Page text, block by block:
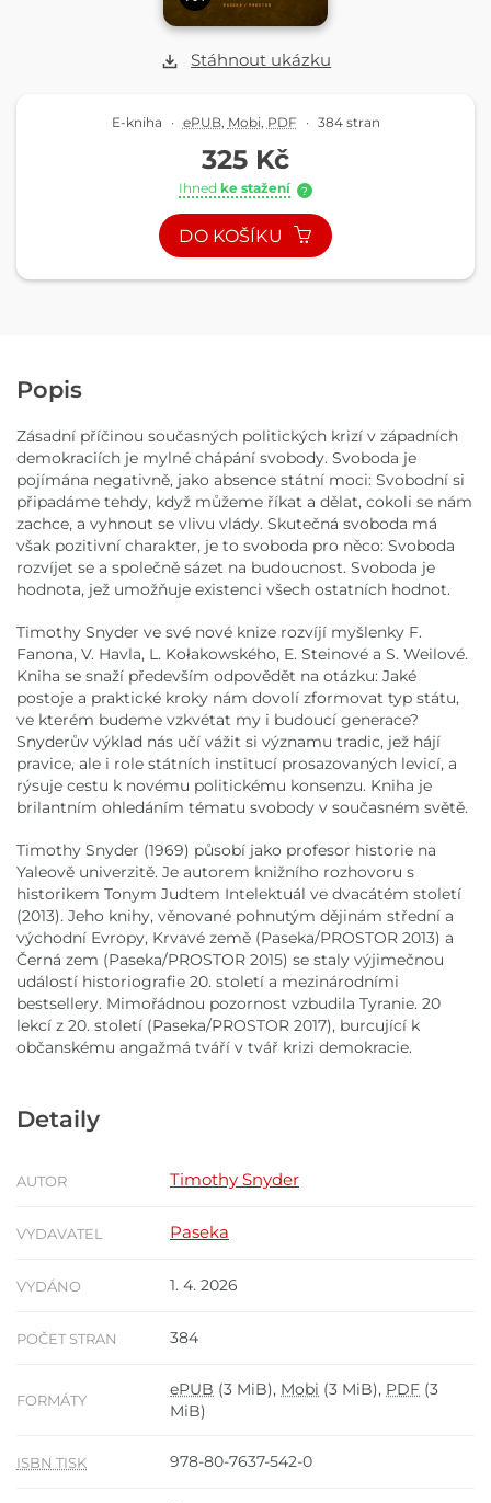
Stáhnout ukázku
E-kniha · ePUB, Mobi, PDF · 384 stran
325 Kč
Ihned ke stažení ?
DO KOŠÍKU
Popis
Zásadní příčinou současných politických krizí v západních
demokraciích je mylné chápání svobody. Svoboda je
pojímána negativně, jako absence státní moci: Svobodní si
připadáme tehdy, když můžeme říkat a dělat, cokoli se nám
zachce, a vyhnout se vlivu vlády. Skutečná svoboda má
však pozitivní charakter, je to svoboda pro něco: Svoboda
rozvíjet se a společně sázet na budoucnost. Svoboda je
hodnota, jež umožňuje existenci všech ostatních hodnot.
Timothy Snyder ve své nové knize rozvíjí myšlenky F.
Fanona, V. Havla, L. Kołakowského, E. Steinové a S. Weilové.
Kniha se snaží především odpovědět na otázku: Jaké
postoje a praktické kroky nám dovolí zformovat typ státu,
ve kterém budeme vzkvétat my i budoucí generace?
Snyderův výklad nás učí vážit si významu tradic, jež hájí
pravice, ale i role státních institucí prosazovaných levicí, a
rýsuje cestu k novému politickému konsenzu. Kniha je
brilantním ohledáním tématu svobody v současném světě.
Timothy Snyder (1969) působí jako profesor historie na
Yaleově univerzitě. Je autorem knižního rozhovoru s
historikem Tonym Judtem Intelektuál ve dvacátém století
(2013). Jeho knihy, věnované pohnutým dějinám střední a
východní Evropy, Krvavé země (Paseka/PROSTOR 2013) a
Černá zem (Paseka/PROSTOR 2015) se staly výjimečnou
událostí historiografie 20. století a mezinárodními
bestsellery. Mimořádnou pozornost vzbudila Tyranie. 20
lekcí z 20. století (Paseka/PROSTOR 2017), burcující k
občanskému angažmá tváří v tvář krizi demokracie.
Detaily
AUTOR Timothy Snyder
VYDAVATEL Paseka
VYDÁNO 1. 4. 2026
POČET STRAN 384
FORMÁTY
ePUB (3 MiB), Mobi (3 MiB), PDF (3
MiB)
ISBN TISK 978-80-7637-542-0